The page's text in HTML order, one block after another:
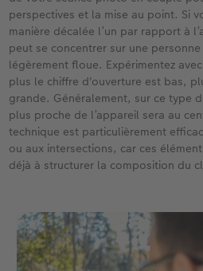
perspectives et la mise au point. Si
manière décalée l’un par rapport à
peut se concentrer sur une
légèrement floue. Expérimentez
plus le chiffre d'ouverture est bas,
grande. Généralement, sur ce type
plus proche de l’appareil sera au
technique est particulièrement
ou aux intersections, car ces
déjà à structurer la composition du